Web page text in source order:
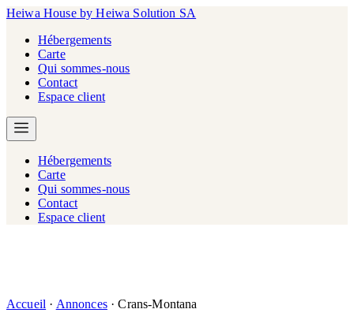
Heiwa House by Heiwa Solution SA
Hébergements
Carte
Qui sommes-nous
Contact
Espace client
Hébergements
Carte
Qui sommes-nous
Contact
Espace client
Accueil · Annonces · Crans-Montana